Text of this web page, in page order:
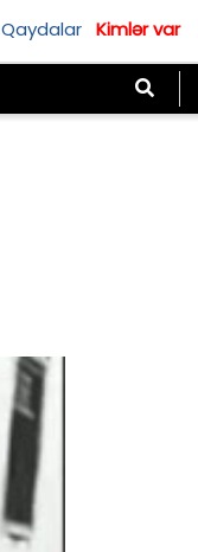
Qaydalar Kimlər var